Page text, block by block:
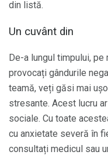
din listă.
Un cuvânt din
De-a lungul timpului,
provocați gândurile
teamă, veți găsi mai
stresante. Acest lucru
sociale. Cu toate
cu anxietate severă în
consultați medicul sau